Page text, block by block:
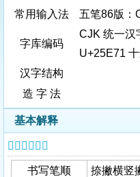
常用输入法
五笔86版：
字库编码
CJK 统一汉
U+25E71
汉字结构
造 字 法
基本解释
𥹱字基本信息
书写笔顺 捺撇横竖